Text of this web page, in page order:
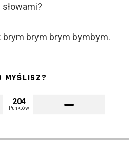
brym brym bymbym.
MYŚLISZ?
204
Punktów